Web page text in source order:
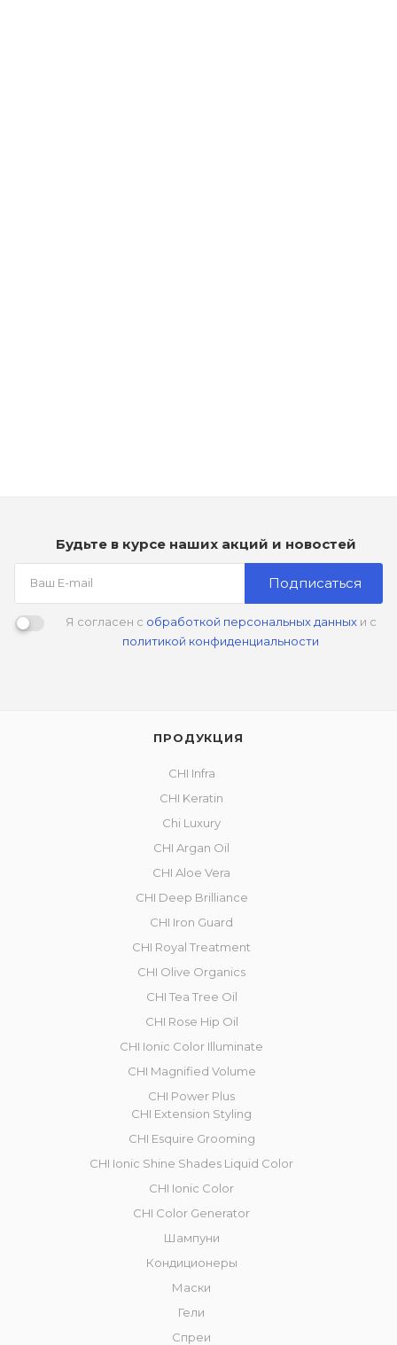
Будьте в курсе наших акций и новостей
Подписаться
Я согласен с обработкой персональных данныхи с
политикой конфиденциальности
ПРОДУКЦИЯ
CHI Infra
CHI Keratin
Chi Luxury
CHI Argan Oil
CHI Aloe Vera
CHI Deep Brilliance
CHI Iron Guard
CHI Royal Treatment
CHI Olive Organics
CHI Tea Tree Oil
CHI Rose Hip Oil
CHI Ionic Color Illuminate
CHI Magnified Volume
CHI Power Plus
CHI Extension Styling
CHI Esquire Grooming
CHI Ionic Shine Shades Liquid Color
CHI Ionic Color
CHI Color Generator
Шампуни
Кондиционеры
Маски
Гели
Спреи